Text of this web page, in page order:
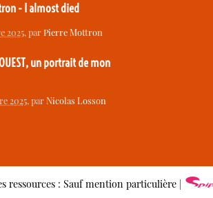
- I almost died
2025, parPierre Mottron
OUEST, un portrait de mon
2025, parNicolas Losson
ressources : Sauf mention particulière |